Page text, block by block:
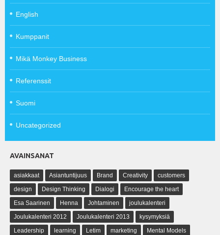
English
Kumppanit
Mikä Monkey Business
Referenssit
Suomi
Uncategorized
AVAINSANAT
asiakkaat Asiantuntijuus Brand Creativity
customers
design
Design Thinking Dialogi
Encourage the heart
Esa Saarinen
Henna Johtaminen
joulukalenteri
Joulukalenteri 2012
Joulukalenteri 2013
kysymyksiä
Leadership
learning Letim marketing
Mental Models